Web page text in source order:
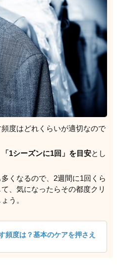
度はどれくらいが適切なので
「1シーズンに1回」を目安とし
くなるので、2週間に1回くら
、気になったらその都度クリ
う。
頻度は？基本のケアを押さえ